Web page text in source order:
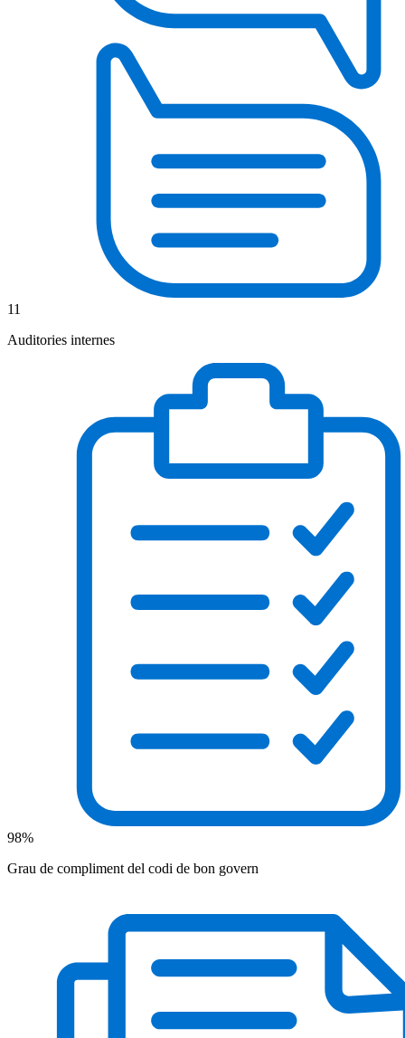
11
Auditories internes
98%
Grau de compliment del codi de bon govern